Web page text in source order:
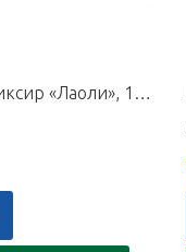
БАД к пище Эликсир «Лаоли», 12 флаконов по 10 мл